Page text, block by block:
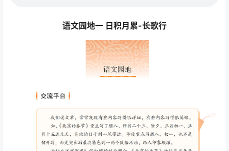
语文园地一 日积月累-长歌行